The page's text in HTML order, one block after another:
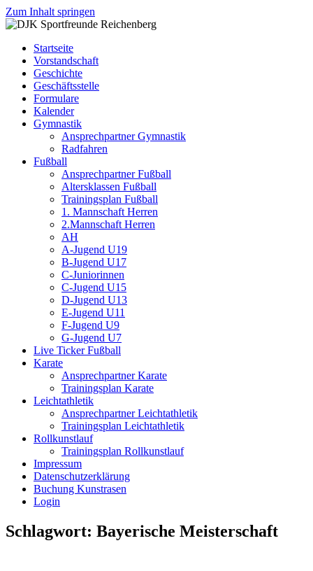
Zum Inhalt springen
Sportfreunde
Reichenberg
Gymnastik
Karate
Leichtathletik
Radfahren
Rollkunstlauf
Startseite
Vorstandschaft
Geschichte
Geschäftsstelle
Formulare
Kalender
Gymnastik
Ansprechpartner Gymnastik
Radfahren
Fußball
Ansprechpartner Fußball
Altersklassen Fußball
Trainingsplan Fußball
1. Mannschaft Herren
2.Mannschaft Herren
AH
A-Jugend U19
B-Jugend U17
C-Juniorinnen
C-Jugend U15
D-Jugend U13
E-Jugend U11
F-Jugend U9
G-Jugend U7
Live Ticker Fußball
Karate
Ansprechpartner Karate
Trainingsplan Karate
Leichtathletik
Ansprechpartner Leichtathletik
Trainingsplan Leichtathletik
Rollkunstlauf
Trainingsplan Rollkunstlauf
Impressum
Datenschutzerklärung
Buchung Kunstrasen
Login
Schlagwort: Bayerische Meisterschaft